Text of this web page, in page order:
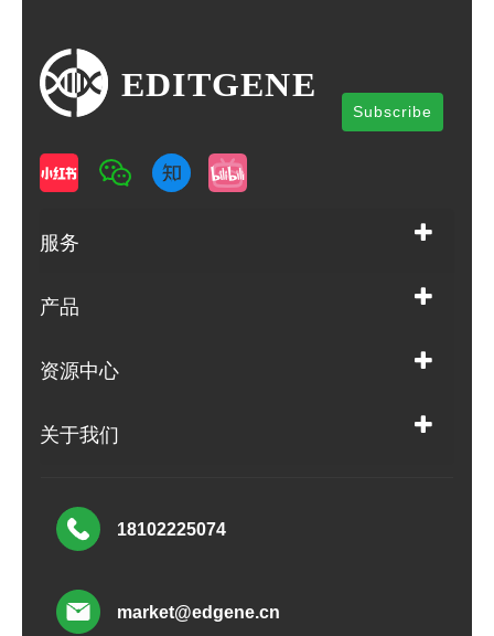
Subscribe
服务
产品
资源中心
关于我们
18102225074
market@edgene.cn